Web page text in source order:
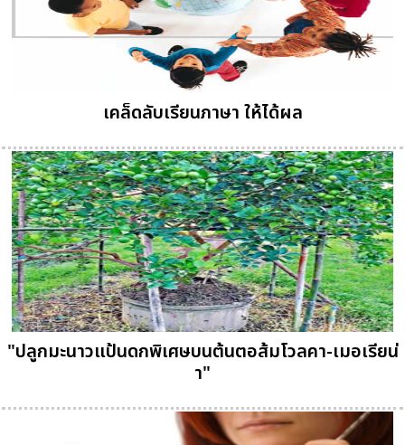
เคล็ดลับเรียนภาษา ให้ได้ผล
"ปลูกมะนาวแป้นดกพิเศษบนต้นตอส้มโวลคา-เมอเรียน่
า"